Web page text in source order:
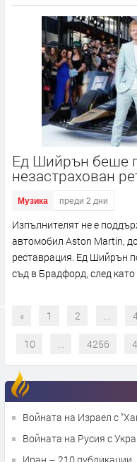
Ед Шийрън беше
незастрахован
Музика преди 2 дни
Изпълнителят не е
автомобил Aston Martin,
реставрация. Ед Шийрън
съд в Брадфорд, след като
« 1 2 ...
10 ... 4256
Войната на Израел с
Войната на